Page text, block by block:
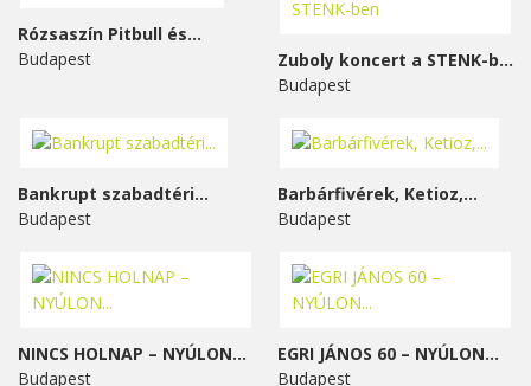
Rózsaszín Pitbull és...
Budapest
Zuboly koncert a STENK-ben
Budapest
Bankrupt szabadtéri...
Budapest
Barbárfivérek, Ketioz,...
Budapest
NINCS HOLNAP – NYÚLON...
Budapest
EGRI JÁNOS 60 – NYÚLON...
Budapest